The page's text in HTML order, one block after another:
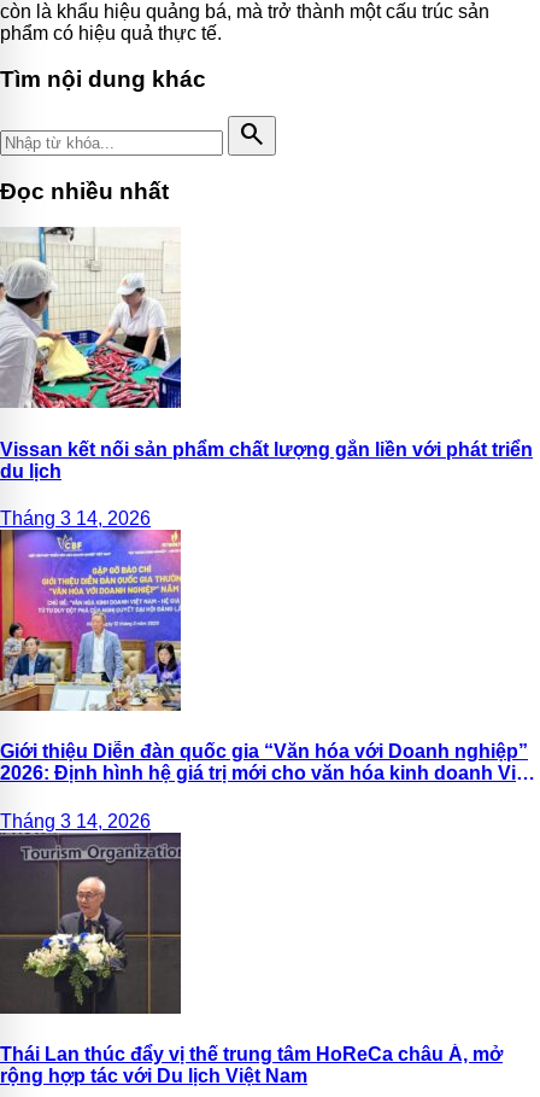
còn là khẩu hiệu quảng bá, mà trở thành một cấu trúc sản
phẩm có hiệu quả thực tế.
Tìm nội dung khác
search
Đọc nhiều nhất
Vissan kết nối sản phẩm chất lượng gắn liền với phát triển
du lịch
Tháng 3 14, 2026
Giới thiệu Diễn đàn quốc gia “Văn hóa với Doanh nghiệp”
2026: Định hình hệ giá trị mới cho văn hóa kinh doanh Việt
Tháng 3 14, 2026
Thái Lan thúc đẩy vị thế trung tâm HoReCa châu Á, mở
rộng hợp tác với Du lịch Việt Nam